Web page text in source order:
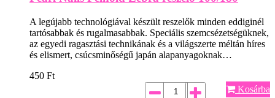
A legújabb technológiával készült reszelők minden eddiginél
tartósabbak és rugalmasabbak. Speciális szemcsézetségüknek,
az egyedi ragasztási technikának és a világszerte méltán híres
és elismert, csúcsminőségű japán alapanyagoknak…
450 Ft
Kosárba